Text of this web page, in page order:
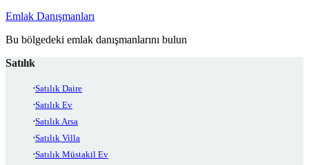
Emlak Danışmanları
Bu bölgedeki emlak danışmanlarını bulun
Satılık
Satılık Daire
Satılık Ev
Satılık Arsa
Satılık Villa
Satılık Müstakil Ev